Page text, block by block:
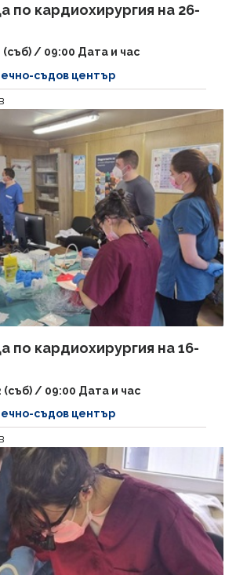
по кардиохирургия на 26-
(съб) / 09:00 Дата и час
съдов център
по кардиохирургия на 16-
(съб) / 09:00 Дата и час
съдов център